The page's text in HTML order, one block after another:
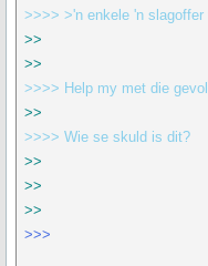
>>>> >'n enkele 'n
>>
>>
>>>> Help my met die
>>
>>>> Wie se skuld is dit?
>>
>>
>>
>>>